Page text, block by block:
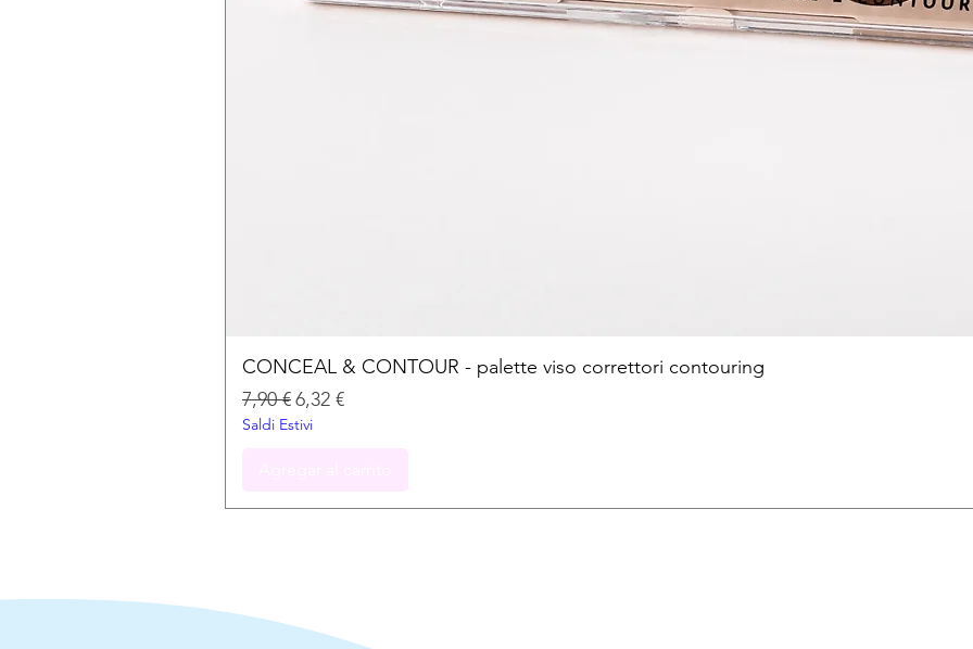
CONCEAL & CONTOUR - palette viso correttori contouring
Precio
7,90 €Precio de oferta
6,32 €
Saldi Estivi